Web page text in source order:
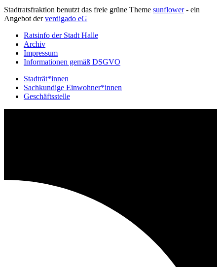
Stadtratsfraktion benutzt das freie grüne Theme sunflower‐ ein
Angebot derverdigado eG
Ratsinfo der Stadt Halle
Archiv
Impressum
Informationen gemäß DSGVO
Stadträt*innen
Sachkundige Einwohner*innen
Geschäftsstelle